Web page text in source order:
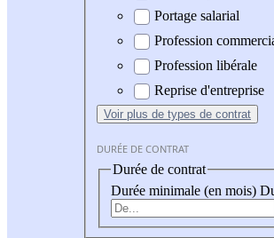
Portage salarial
Profession
Profession libérale
Reprise d'entreprise
Voir plus de types de contrat
DURÉE DE CONTRAT
Durée de contrat
Durée minimale (en mois)